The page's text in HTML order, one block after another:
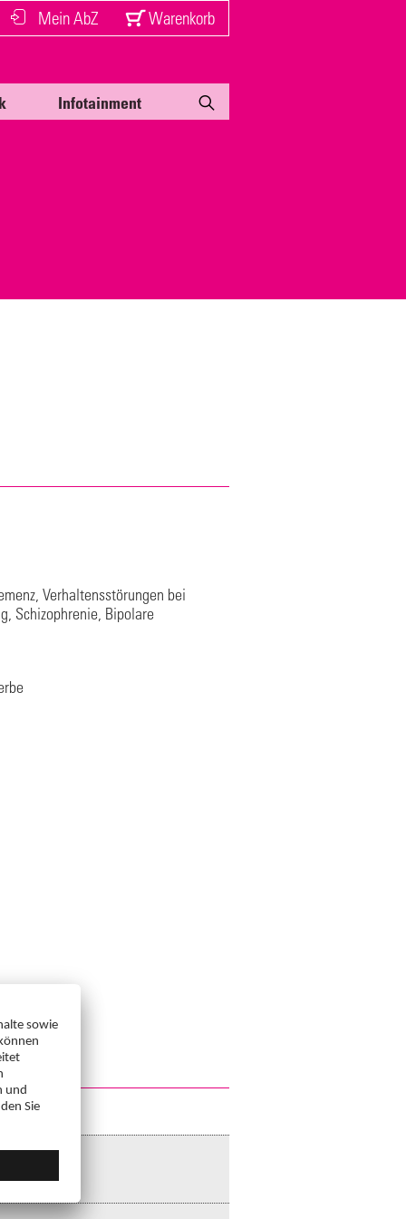
Mein AbZ Warenkorb
Infotainment
Verhaltensstörungen bei
Schizophrenie, Bipolare